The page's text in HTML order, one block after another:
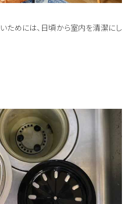
ためには、日頃から室内を清潔にし